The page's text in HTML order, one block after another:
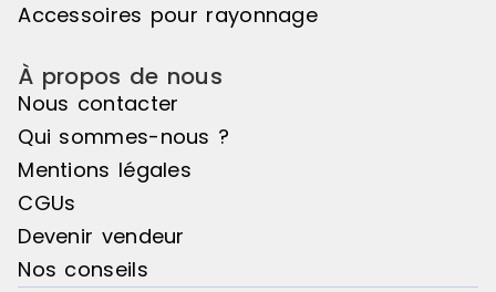
Accessoires pour rayonnage
À propos de nous
Nous contacter
Qui sommes-nous ?
Mentions légales
CGUs
Devenir vendeur
Nos conseils